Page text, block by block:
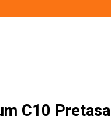
C10 Pretasa